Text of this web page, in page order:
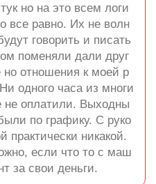
но на это всем логи
все равно. Их не волн
говорить и писать
поменяли дали друг
отношения к моей р
одного часа из многи
не оплатили. Выходны
по графику. С руко
практически никакой.
если что то с маш
за свои деньги.